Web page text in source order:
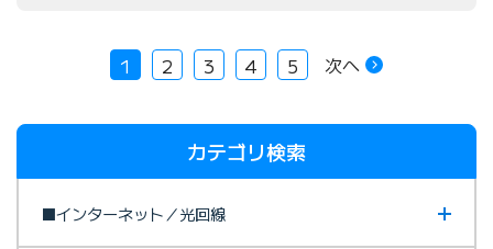
1 2 3 4 5 次へ
カテゴリ検索
■インターネット／光回線